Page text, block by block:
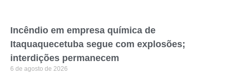
Incêndio em empresa química de
Itaquaquecetuba segue com explosões;
interdições permanecem
6 de agosto de 2026